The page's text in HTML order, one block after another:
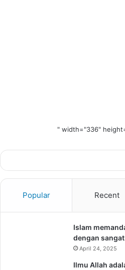
" width="336"
Popular Recent
Islam
dengan
April 24, 2025
Ilmu Allah